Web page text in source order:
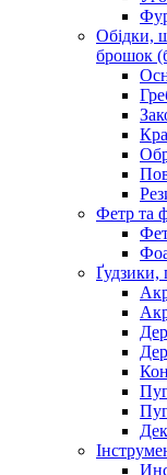
Обідки,
брошок
Фетр та
Ґудзики,